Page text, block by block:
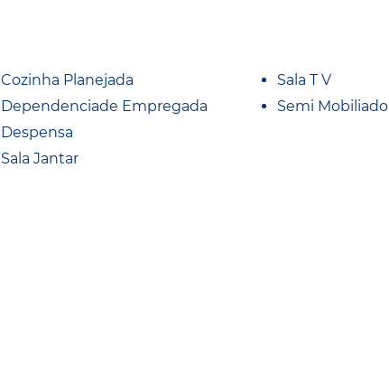
Cozinha Planejada
Dependenciade Empregada
Despensa
Sala Jantar
Sala T V
Semi Mobiliado